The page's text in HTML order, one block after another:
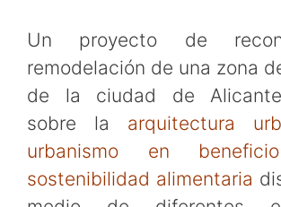
Un proyecto de
remodelación de una zona
de la ciudad de Alicante
sobre la arquitectura
urbanismo en
sostenibilidad alimentaria